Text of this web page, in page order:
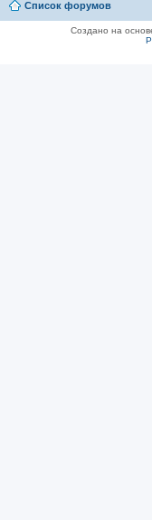
Список форумов
Создано на